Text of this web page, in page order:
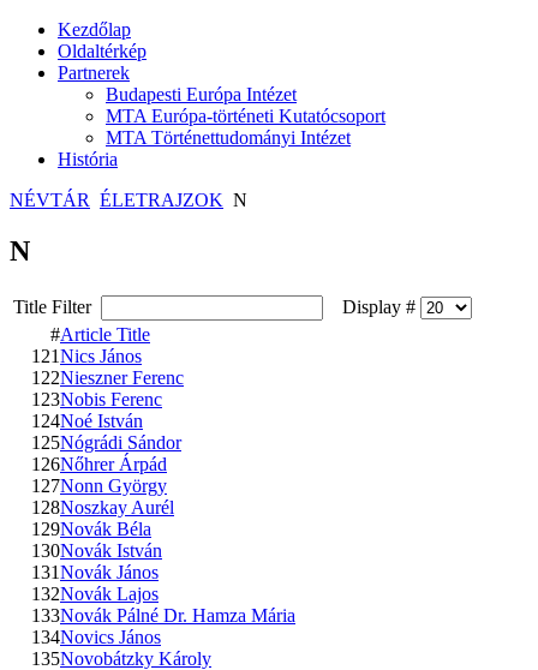
Kezdőlap
Oldaltérkép
Partnerek
Budapesti Európa Intézet
MTA Európa-történeti Kutatócsoport
MTA Történettudományi Intézet
História
NÉVTÁR ÉLETRAJZOK N
N
Title Filter
Display #
#Article Title
121Nics János
122Nieszner Ferenc
123Nobis Ferenc
124Noé István
125Nógrádi Sándor
126Nőhrer Árpád
127Nonn György
128Noszkay Aurél
129Novák Béla
130Novák István
131Novák János
132Novák Lajos
133Novák Pálné Dr. Hamza Mária
134Novics János
135Novobátzky Károly